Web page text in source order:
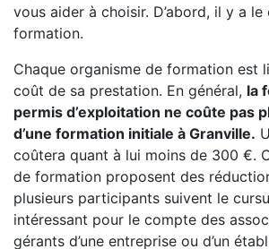
vous aider à choisir. D’abord, il y a
formation.
Chaque organisme de formation est
coût de sa prestation. En général, la
permis d’exploitation ne coûte pas
d’une formation initiale à Granville.
coûtera quant à lui moins de 300 €.
de formation proposent des
plusieurs participants suivent le
intéressant pour le compte des
gérants d’une entreprise ou d’un